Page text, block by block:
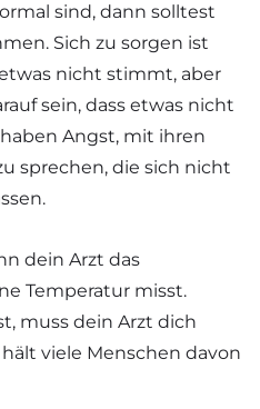
sind, dann solltest
Sich zu sorgen ist
nicht stimmt, aber
sein, dass etwas nicht
Angst, mit ihren
sprechen, die sich nicht
dein Arzt das
Temperatur misst.
muss dein Arzt dich
viele Menschen davon